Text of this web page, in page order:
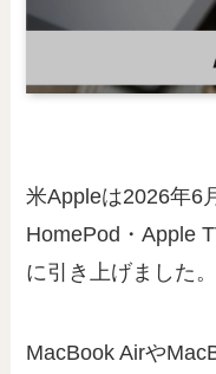
米Appleは2026年6
HomePod・Apple
に引き上げました。
MacBook Airや